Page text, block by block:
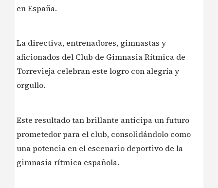
en España.
La directiva, entrenadores, gimnastas y
aficionados del Club de Gimnasia Rítmica de
Torrevieja celebran este logro con alegría y
orgullo.
Este resultado tan brillante anticipa un futuro
prometedor para el club, consolidándolo como
una potencia en el escenario deportivo de la
gimnasia rítmica española.